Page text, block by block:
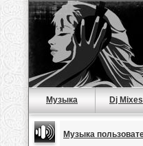
Музыка Dj Mixes
Музыка